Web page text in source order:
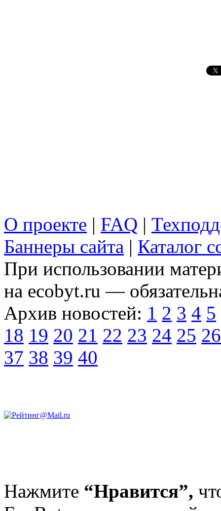
О проекте | FAQ |
Баннеры сайта | Каталог
При использовании
на ecobyt.ru —
Архив новостей: 1 2 3 4 5
18 19 20 21 22 23 24 25 26
37 38 39 40
Нажмите “Нравится”,